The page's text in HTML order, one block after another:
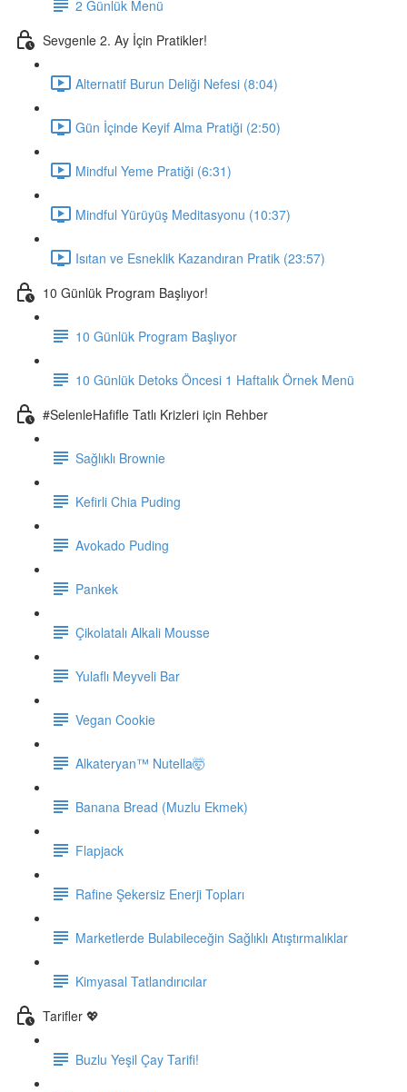
2 Günlük Menü
Sevgenle 2. Ay İçin Pratikler!
Alternatif Burun Deliği Nefesi (8:04)
Gün İçinde Keyif Alma Pratiği (2:50)
Mindful Yeme Pratiği (6:31)
Mindful Yürüyüş Meditasyonu (10:37)
Isıtan ve Esneklik Kazandıran Pratik (23:57)
10 Günlük Program Başlıyor!
10 Günlük Program Başlıyor
10 Günlük Detoks Öncesi 1 Haftalık Örnek Menü
#SelenleHafifle Tatlı Krizleri için Rehber
Sağlıklı Brownie
Kefirli Chia Puding
Avokado Puding
Pankek
Çikolatalı Alkali Mousse
Yulaflı Meyveli Bar
Vegan Cookie
Alkateryan™ Nutella🤯
Banana Bread (Muzlu Ekmek)
Flapjack
Rafine Şekersiz Enerji Topları
Marketlerde Bulabileceğin Sağlıklı Atıştırmalıklar
Kimyasal Tatlandırıcılar
Tarifler 💖
Buzlu Yeşil Çay Tarifi!